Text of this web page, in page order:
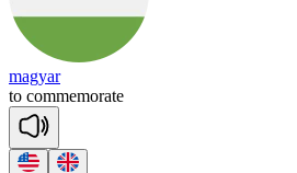
magyar
to commemorate